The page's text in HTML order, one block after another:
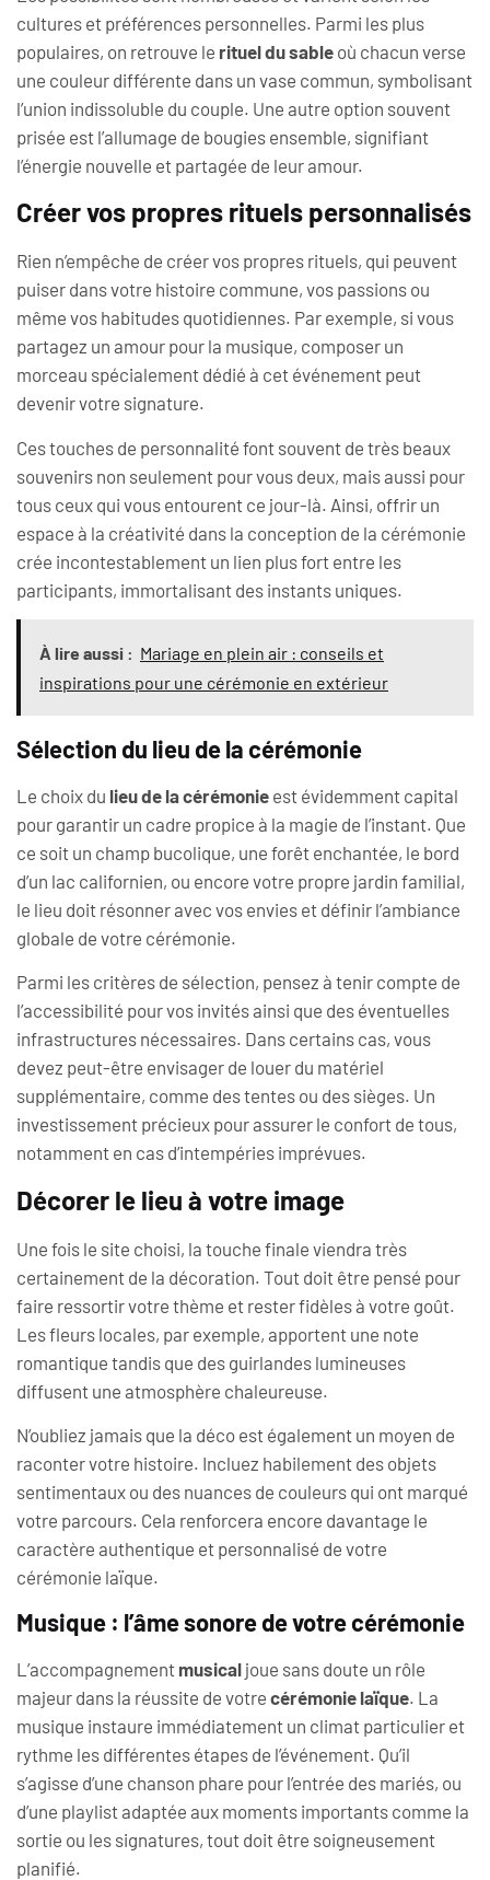
cultures et préférences personnelles. Parmi les plus
populaires, on retrouve le rituel du sable où chacun verse
une couleur différente dans un vase commun, symbolisant
l’union indissoluble du couple. Une autre option souvent
prisée est l’allumage de bougies ensemble, signifiant
l’énergie nouvelle et partagée de leur amour.
Créer vos propres rituels personnalisés
Rien n’empêche de créer vos propres rituels, qui peuvent
puiser dans votre histoire commune, vos passions ou
même vos habitudes quotidiennes. Par exemple, si vous
partagez un amour pour la musique, composer un
morceau spécialement dédié à cet événement peut
devenir votre signature.
Ces touches de personnalité font souvent de très beaux
souvenirs non seulement pour vous deux, mais aussi pour
tous ceux qui vous entourent ce jour-là. Ainsi, offrir un
espace à la créativité dans la conception de la cérémonie
crée incontestablement un lien plus fort entre les
participants, immortalisant des instants uniques.
À lire aussi : Mariage en plein air : conseils et
inspirations pour une cérémonie en extérieur
Sélection du lieu de la cérémonie
Le choix du lieu de la cérémonie est évidemment capital
pour garantir un cadre propice à la magie de l’instant. Que
ce soit un champ bucolique, une forêt enchantée, le bord
d’un lac californien, ou encore votre propre jardin familial,
le lieu doit résonner avec vos envies et définir l’ambiance
globale de votre cérémonie.
Parmi les critères de sélection, pensez à tenir compte de
l’accessibilité pour vos invités ainsi que des éventuelles
infrastructures nécessaires. Dans certains cas, vous
devez peut-être envisager de louer du matériel
supplémentaire, comme des tentes ou des sièges. Un
investissement précieux pour assurer le confort de tous,
notamment en cas d’intempéries imprévues.
Décorer le lieu à votre image
Une fois le site choisi, la touche finale viendra très
certainement de la décoration. Tout doit être pensé pour
faire ressortir votre thème et rester fidèles à votre goût.
Les fleurs locales, par exemple, apportent une note
romantique tandis que des guirlandes lumineuses
diffusent une atmosphère chaleureuse.
N’oubliez jamais que la déco est également un moyen de
raconter votre histoire. Incluez habilement des objets
sentimentaux ou des nuances de couleurs qui ont marqué
votre parcours. Cela renforcera encore davantage le
caractère authentique et personnalisé de votre
cérémonie laïque.
Musique : l’âme sonore de votre cérémonie
L’accompagnement musical joue sans doute un rôle
majeur dans la réussite de votre cérémonie laïque. La
musique instaure immédiatement un climat particulier et
rythme les différentes étapes de l’événement. Qu’il
s’agisse d’une chanson phare pour l’entrée des mariés, ou
d’une playlist adaptée aux moments importants comme la
sortie ou les signatures, tout doit être soigneusement
planifié.